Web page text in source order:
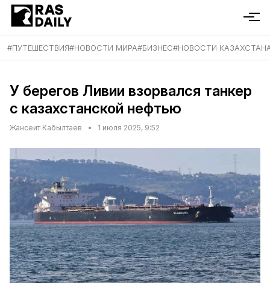
#ПУТЕШЕСТВИЯ#НОВОСТИ МИРА#БИЗНЕС#НОВОСТИ
У берегов Ливии взорвался танкер
с казахстанской нефтью
Жансеит Кабылтаев • 1 июля 2025, 9:52